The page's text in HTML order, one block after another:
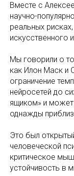
Вместе с
научно-
реальных
искусственного
Мы говорили о
как Илон Маск и
ограничение
нейросетей до
ящиком» и может
однажды
Это был
человеческой
критическое
устойчивость в